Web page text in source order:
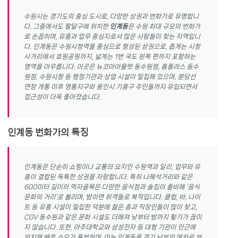
수원시는 경기도의 중심 도시로, 다양한 상권과 번화가로 유명합니
다. 그중에서도 팔달구에 위치한 인계동은 수원 최대 규모의 번화가
로 손꼽히며, 유흥과 업무 중심지로서 많은 사람들이 찾는 지역입니
다. 인계동은 수원시청역을 중심으로 형성된 상권으로, 좁게는 시청
사거리에서 효원공원까지, 넓게는 1번 국도 왼쪽 편까지 포함하는
영역을 아우릅니다. 이곳은 뉴코아아울렛 동수원점, 홈플러스 동수
원점, 수원시청 등 행정기관과 상업 시설이 밀집해 있으며, 분당선
연장 개통 이후 영통지구와 용인시 기흥구 주민들까지 유입되면서
접근성이 더욱 좋아졌습니다.
인계동 번화가의 특징
인계동은 단순히 쇼핑이나 교통의 요지인 수원역과 달리, 업무와 유
흥이 결합된 독특한 상권을 자랑합니다. 특히 나혜석거리와 같은
600미터 길이의 먹자골목은 다양한 음식점과 술집이 즐비해 ‘음식
문화의 거리’로 불리며, 밤이면 취객들로 북적입니다. 클럽, 바, 나이
트 등 유흥 시설이 밀집한 덕분에 젊은 층과 직장인들이 많이 찾고,
CGV 동수원과 같은 문화 시설도 더해져 낮부터 밤까지 활기가 끊이
지 않습니다. 또한, 아주대학교와 삼성전자 등 대형 기관이 인근에